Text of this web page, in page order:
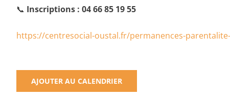
📞 Inscriptions : 04 66 85 19 55
https://centresocial-oustal.fr/permanences-
AJOUTER AU CALENDRIER